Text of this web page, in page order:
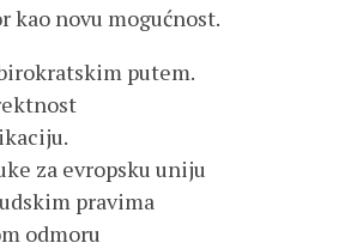
kao novu mogućnost.
putem.
za evropsku uniju
pravima
odmoru